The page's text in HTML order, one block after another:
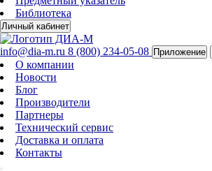
Библиотека
Личный кабинет
info@dia-m.ru 8 (800) 234-05-08 Приложение
О компании
Новости
Блог
Производители
Партнеры
Технический сервис
Доставка и оплата
Контакты